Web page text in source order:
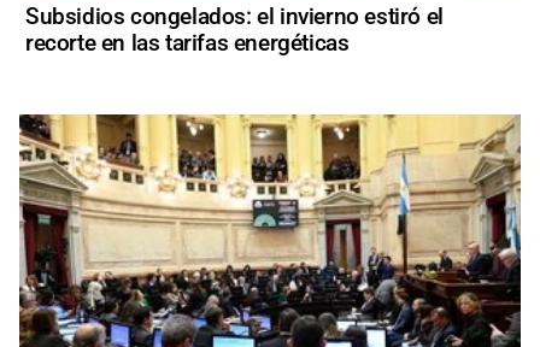
Subsidios congelados: el invierno estiró el
recorte en las tarifas energéticas